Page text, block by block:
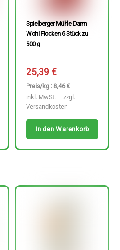
Spielberger Mühle Darm
Wohl Flocken 6 Stück zu
500 g
25,39€
Preis/kg : 8,46 €
inkl. MwSt. – zzgl.
Versandkosten
In den Warenkorb